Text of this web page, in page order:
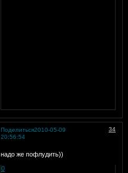
Поделиться 34
2010-05-09
20:56:54
надо же пофлудить))
0